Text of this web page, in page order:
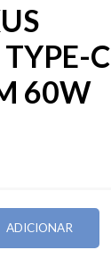
C
60W
ADICIONAR